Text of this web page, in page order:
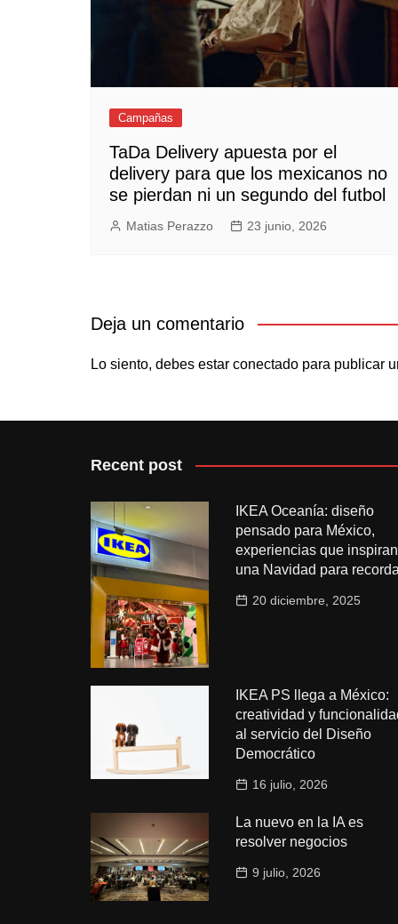
Campañas
TaDa Delivery apuesta por el
delivery para que los mexicanos no
se pierdan ni un segundo del futbol
Matias Perazzo 23 junio, 2026
Deja un comentario
Lo siento, debes estar conectado para publicar
Recent post
IKEA Oceanía: diseño
pensado para México,
experiencias que
una Navidad para
20 diciembre, 2025
IKEA PS llega a México:
creatividad y
al servicio del Diseño
Democrático
16 julio, 2026
La nuevo en la IA es
resolver negocios
9 julio, 2026